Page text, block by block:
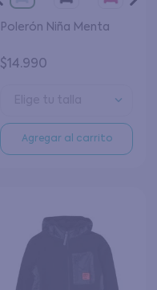
Polerón Niña Menta
$14.990
Agregar al carrito